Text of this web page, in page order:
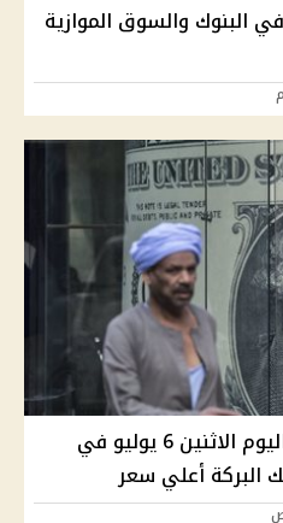
في البنوك والسوق الموازية
سعر الدولار مقابل الجنيه اليوم الاثنين 6 يوليو في
البركة أعلي سعر